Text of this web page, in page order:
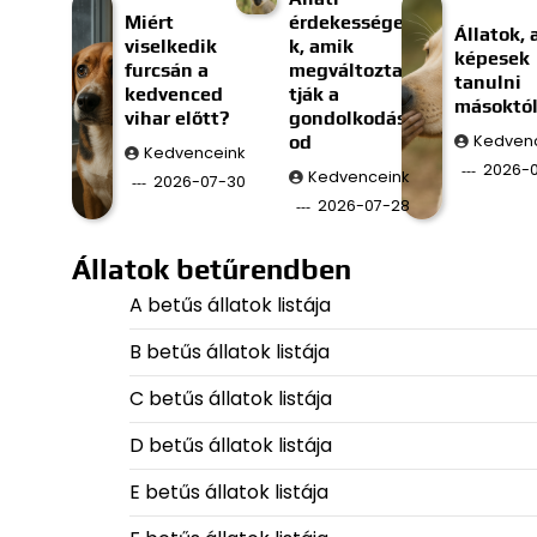
Miért
viselkedik
furcsán a
kedvenced
vihar előtt?
Kedvenceink
2026-07-30
érdekessége
k, amik
megváltozta
tják a
gondolkodás
od
Kedvenceink
2026-07-28
Állatok,
képesek
tanulni
másoktól
2026-
Állatok betűrendben
A betűs állatok listája
B betűs állatok listája
C betűs állatok listája
D betűs állatok listája
E betűs állatok listája